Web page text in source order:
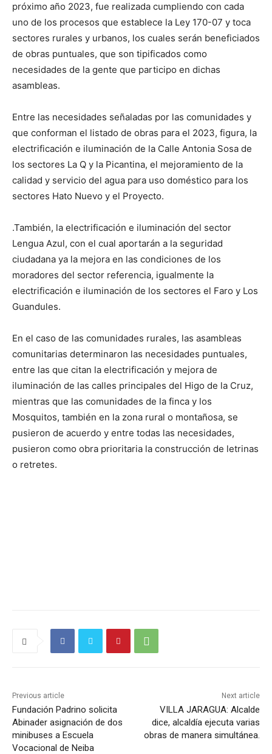
próximo año 2023, fue realizada cumpliendo con cada
uno de los procesos que establece la Ley 170-07 y toca
sectores rurales y urbanos, los cuales serán beneficiados
de obras puntuales, que son tipificados como
necesidades de la gente que participo en dichas
asambleas.
Entre las necesidades señaladas por las comunidades y
que conforman el listado de obras para el 2023, figura, la
electrificación e iluminación de la Calle Antonia Sosa de
los sectores La Q y la Picantina, el mejoramiento de la
calidad y servicio del agua para uso doméstico para los
sectores Hato Nuevo y el Proyecto.
.También, la electrificación e iluminación del sector
Lengua Azul, con el cual aportarán a la seguridad
ciudadana ya la mejora en las condiciones de los
moradores del sector referencia, igualmente la
electrificación e iluminación de los sectores el Faro y Los
Guandules.
En el caso de las comunidades rurales, las asambleas
comunitarias determinaron las necesidades puntuales,
entre las que citan la electrificación y mejora de
iluminación de las calles principales del Higo de la Cruz,
mientras que las comunidades de la finca y los
Mosquitos, también en la zona rural o montañosa, se
pusieron de acuerdo y entre todas las necesidades,
pusieron como obra prioritaria la construcción de letrinas
o retretes.
Previous article
Fundación Padrino solicita
Abinader asignación de dos
minibuses a Escuela
Vocacional de Neiba
Next article
VILLA JARAGUA: Alcalde
dice, alcaldía ejecuta varias
obras de manera simultánea.